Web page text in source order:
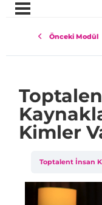
Önceki Modül
Kimler
Toptalent İnsan